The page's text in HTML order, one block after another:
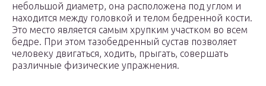
небольшой диаметр, она расположена под углом и
находится между головкой и телом бедренной кости.
Это место является самым хрупким участком во всем
бедре. При этом тазобедренный сустав позволяет
человеку двигаться, ходить, прыгать, совершать
различные физические упражнения.